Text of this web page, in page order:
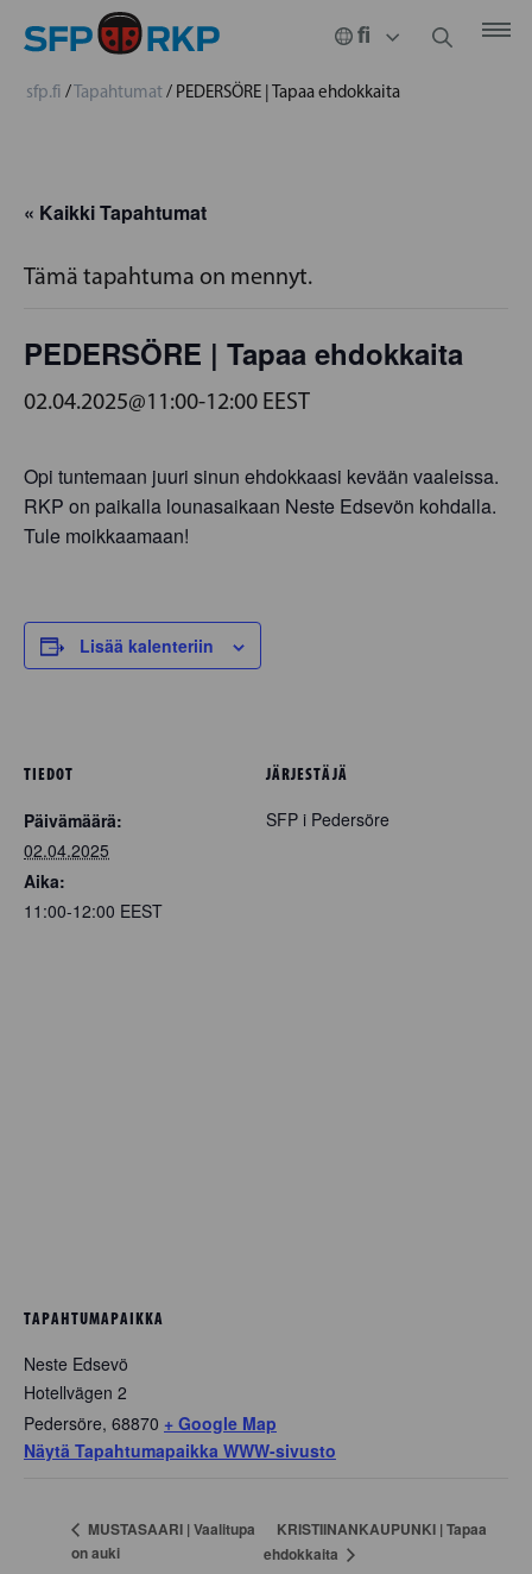
sfp.fi /Tapahtumat/ PEDERSÖRE | Tapaa ehdokkaita
« Kaikki Tapahtumat
Tämä tapahtuma on mennyt.
PEDERSÖRE | Tapaa ehdokkaita
02.04.2025@11:00-12:00 EEST
Opi tuntemaan juuri sinun ehdokkaasi kevään vaaleissa.
RKP on paikalla lounasaikaan Neste Edsevön kohdalla.
Tule moikkaamaan!
Lisää kalenteriin
TIEDOT
Päivämäärä:
02.04.2025
Aika:
11:00-12:00 EEST
JÄRJESTÄJÄ
SFP i Pedersöre
TAPAHTUMAPAIKKA
Neste Edsevö
Hotellvägen 2
Pedersöre, 68870 + Google Map
Näytä Tapahtumapaikka WWW-sivusto
MUSTASAARI | Vaalitupa
on auki
KRISTIINANKAUPUNKI | Tapaa
ehdokkaita